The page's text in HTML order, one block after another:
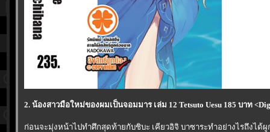
2. น้องสาวมือใหม่ของผมเป็นจอมมาร เล่ม 12 Tetsuto Uesu 185 บาท
ก่อนจะมุ่งหน้าไปทำศึกสุดท้ายกับชิบะ เคียวอิจิ บาซาระทำอย่างไรถึงได้